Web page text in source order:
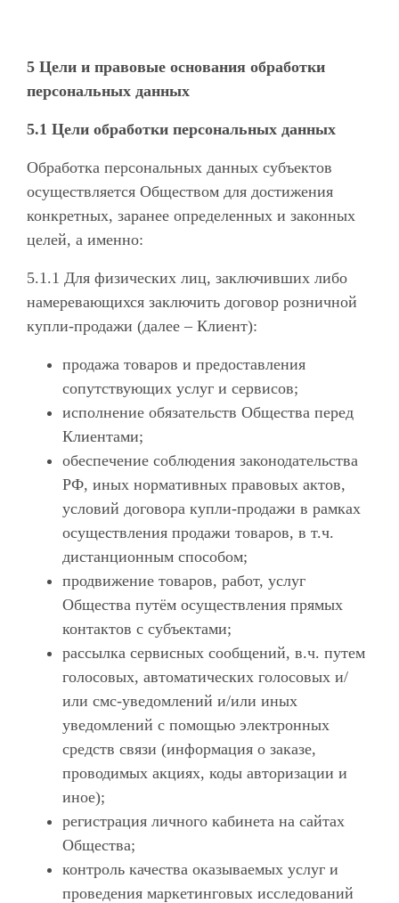
5 Цели и правовые основания обработки
персональных данных
5.1 Цели обработки персональных данных
Обработка персональных данных субъектов
осуществляется Обществом для достижения
конкретных, заранее определенных и законных
целей, а именно:
5.1.1 Для физических лиц, заключивших либо
намеревающихся заключить договор розничной
купли-продажи (далее – Клиент):
продажа товаров и предоставления
сопутствующих услуг и сервисов;
исполнение обязательств Общества перед
Клиентами;
обеспечение соблюдения законодательства
РФ, иных нормативных правовых актов,
условий договора купли-продажи в рамках
осуществления продажи товаров, в т.ч.
дистанционным способом;
продвижение товаров, работ, услуг
Общества путём осуществления прямых
контактов с субъектами;
рассылка сервисных сообщений, в.ч. путем
голосовых, автоматических голосовых и/
или смс-уведомлений и/или иных
уведомлений с помощью электронных
средств связи (информация о заказе,
проводимых акциях, коды авторизации и
иное);
регистрация личного кабинета на сайтах
Общества;
контроль качества оказываемых услуг и
проведения маркетинговых исследований